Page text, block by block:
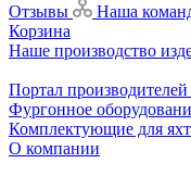
Отзывы
Наша
Корзина
Наше производство
Портал производителей
Фургонное
Комплектующие для яхт
О компании